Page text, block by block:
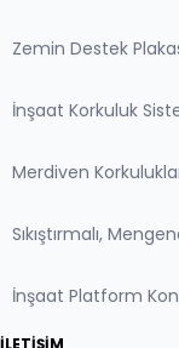
Zemin Destek
İnşaat Korkuluk
Merdiven
Sıkıştırmalı,
İnşaat Platform
İLETIŞIM